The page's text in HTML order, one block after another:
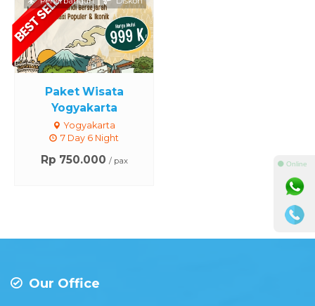
Paket Wisata
Yogyakarta
Yogyakarta
7 Day 6 Night
Rp 750.000 / pax
Our Office
⚫ Online